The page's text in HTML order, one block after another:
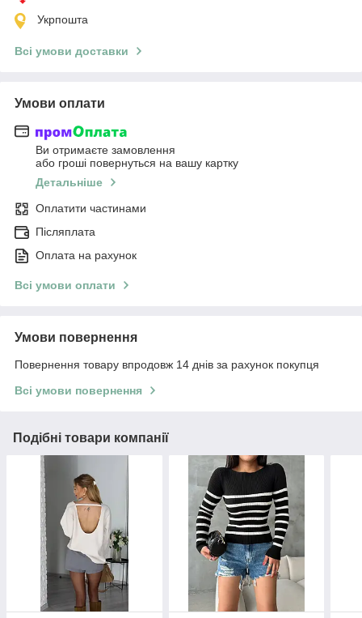
Укрпошта
Всі умови доставки
Умови оплати
Ви отримаєте замовлення
або гроші повернуться на вашу картку
Детальніше
Оплатити частинами
Післяплата
Оплата на рахунок
Всі умови оплати
Умови повернення
Повернення товару впродовж 14 днів за рахунок покупця
Всі умови повернення
Подібні товари компанії